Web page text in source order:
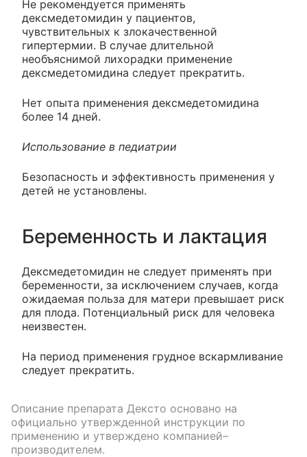
Не рекомендуется применять
дексмедетомидин у пациентов,
чувствительных к злокачественной
гипертермии. В случае длительной
необъяснимой лихорадки применение
дексмедетомидина следует прекратить.
Нет опыта применения дексмедетомидина
более 14 дней.
Использование в педиатрии
Безопасность и эффективность применения у
детей не установлены.
Беременность и лактация
Дексмедетомидин не следует применять при
беременности, за исключением случаев, когда
ожидаемая польза для матери превышает риск
для плода. Потенциальный риск для человека
неизвестен.
На период применения грудное вскармливание
следует прекратить.
Описание препарата Дексто основано на
официально утвержденной инструкции по
применению и утверждено компанией–
производителем.